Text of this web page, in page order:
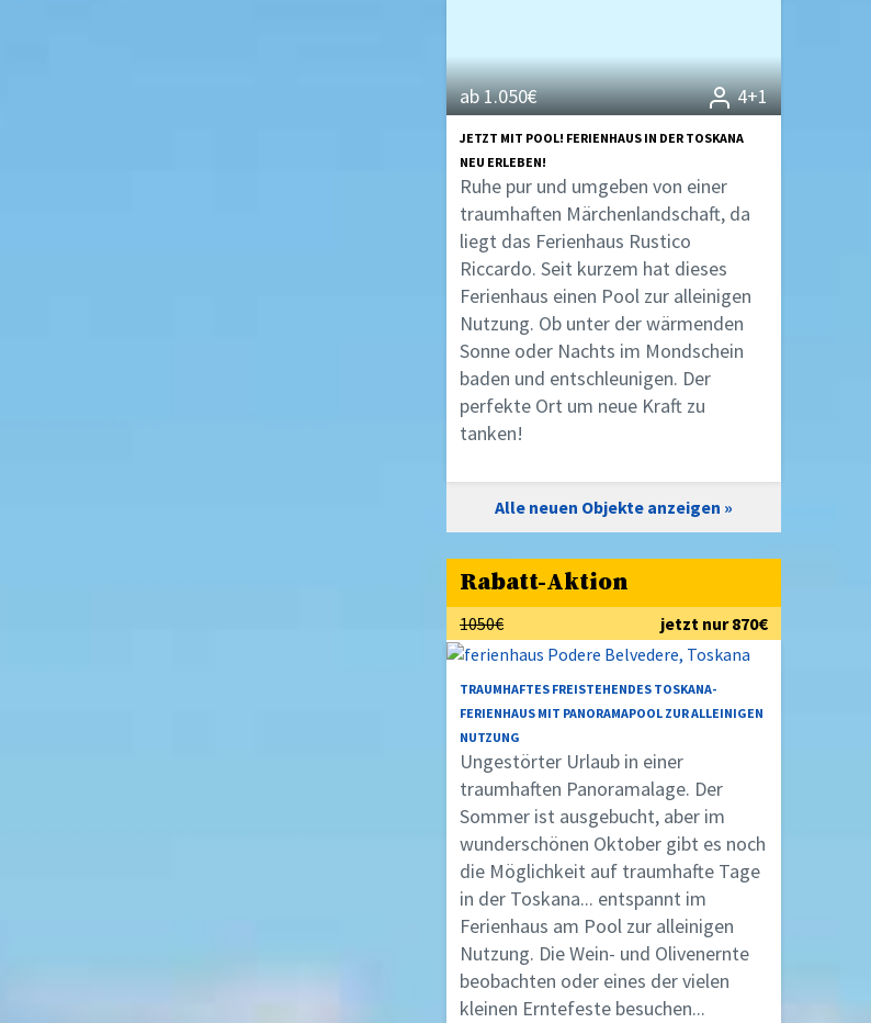
ab 1.050€ 4+1
JETZT MIT POOL! FERIENHAUS IN DER TOSKANA
NEU ERLEBEN!
Ruhe pur und umgeben von einer
traumhaften Märchenlandschaft, da
liegt das Ferienhaus Rustico
Riccardo. Seit kurzem hat dieses
Ferienhaus einen Pool zur alleinigen
Nutzung. Ob unter der wärmenden
Sonne oder Nachts im Mondschein
baden und entschleunigen. Der
perfekte Ort um neue Kraft zu
tanken!
Alle neuen Objekte anzeigen
Rabatt-Aktion
1050€ jetzt nur 870€
TRAUMHAFTES FREISTEHENDES TOSKANA-
FERIENHAUS MIT PANORAMAPOOL ZUR ALLEINIGEN
NUTZUNG
Ungestörter Urlaub in einer
traumhaften Panoramalage. Der
Sommer ist ausgebucht, aber im
wunderschönen Oktober gibt es noch
die Möglichkeit auf traumhafte Tage
in der Toskana... entspannt im
Ferienhaus am Pool zur alleinigen
Nutzung. Die Wein- und Olivenernte
beobachten oder eines der vielen
kleinen Erntefeste besuchen...